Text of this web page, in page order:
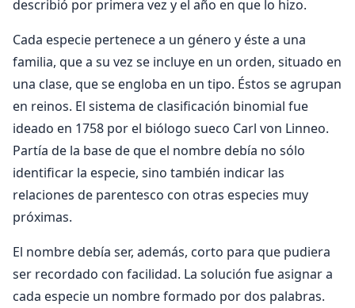
describió por primera vez y el año en que lo hizo.
Cada especie pertenece a un género y éste a una
familia, que a su vez se incluye en un orden, situado en
una clase, que se engloba en un tipo. Éstos se agrupan
en reinos. El sistema de clasificación binomial fue
ideado en 1758 por el biólogo sueco Carl von Linneo.
Partía de la base de que el nombre debía no sólo
identificar la especie, sino también indicar las
relaciones de parentesco con otras especies muy
próximas.
El nombre debía ser, además, corto para que pudiera
ser recordado con facilidad. La solución fue asignar a
cada especie un nombre formado por dos palabras.